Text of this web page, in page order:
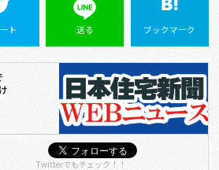
ト 送る ブックマーク
Twitterでもチェック！！